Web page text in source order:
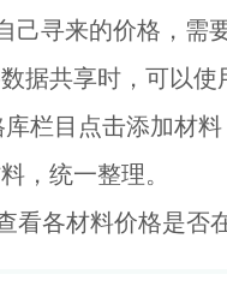
寻来的价格，需
据共享时，可以
栏目点击添加材
，统一整理。
看各材料价格是否